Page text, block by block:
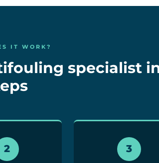
IT WORK?
specialist
2 3